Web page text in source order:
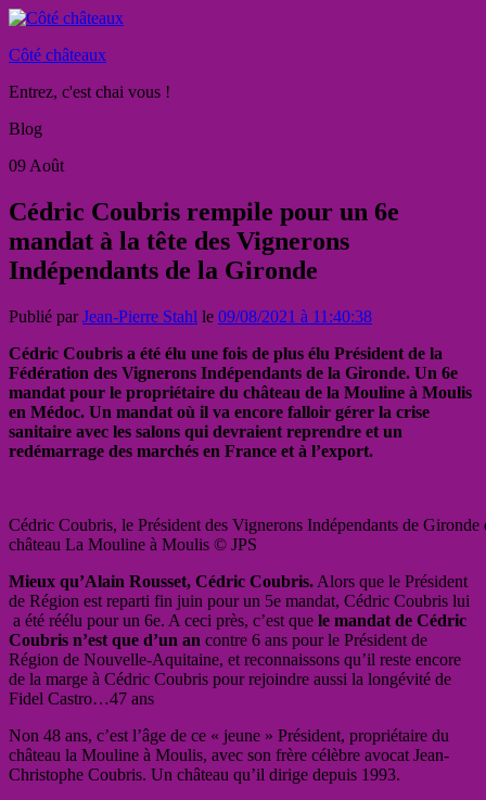
Côté châteaux
Entrez, c'est chai vous !
Blog
09 Août
Cédric Coubris rempile pour un 6e
mandat à la tête des Vignerons
Indépendants de la Gironde
Publié parJean-Pierre Stahl le 09/08/2021 à 11:40:38
Cédric Coubris a été élu une fois de plus élu Président de la
Fédération des Vignerons Indépendants de la Gironde. Un 6e
mandat pour le propriétaire du château de la Mouline à Moulis
en Médoc. Un mandat où il va encore falloir gérer la crise
sanitaire avec les salons qui devraient reprendre et un
redémarrage des marchés en France et à l’export.
Cédric Coubris, le Président des Vignerons Indépendants de Gironde
château La Mouline à Moulis © JPS
Mieux qu’Alain Rousset, Cédric Coubris. Alors que le Président
de Région est reparti fin juin pour un 5e mandat, Cédric Coubris lui
a été réélu pour un 6e. A ceci près, c’est que le mandat de Cédric
Coubris n’est que d’un an contre 6 ans pour le Président de
Région de Nouvelle-Aquitaine, et reconnaissons qu’il reste encore
de la marge à Cédric Coubris pour rejoindre aussi la longévité de
Fidel Castro…47 ans
Non 48 ans, c’est l’âge de ce « jeune » Président, propriétaire du
château la Mouline à Moulis, avec son frère célèbre avocat Jean-
Christophe Coubris. Un château qu’il dirige depuis 1993.